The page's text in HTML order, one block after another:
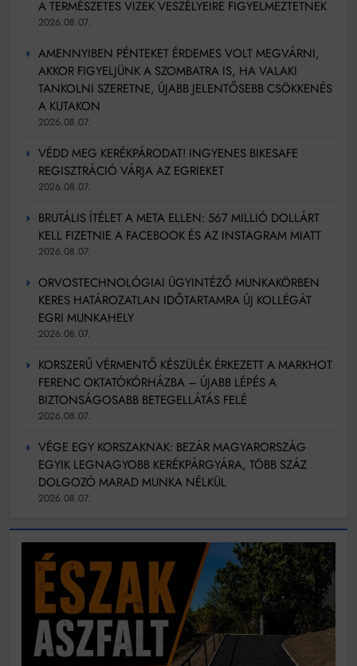
A TERMÉSZETES VIZEK VESZÉLYEIRE FIGYELMEZTETNEK
2026.08.07.
AMENNYIBEN PÉNTEKET ÉRDEMES VOLT MEGVÁRNI,
AKKOR FIGYELJÜNK A SZOMBATRA IS, HA VALAKI
TANKOLNI SZERETNE, ÚJABB JELENTŐSEBB CSÖKKENÉS
A KUTAKON
2026.08.07.
VÉDD MEG KERÉKPÁRODAT! INGYENES BIKESAFE
REGISZTRÁCIÓ VÁRJA AZ EGRIEKET
2026.08.07.
BRUTÁLIS ÍTÉLET A META ELLEN: 567 MILLIÓ DOLLÁRT
KELL FIZETNIE A FACEBOOK ÉS AZ INSTAGRAM MIATT
2026.08.07.
ORVOSTECHNOLÓGIAI ÜGYINTÉZŐ MUNKAKÖRBEN
KERES HATÁROZATLAN IDŐTARTAMRA ÚJ KOLLÉGÁT
EGRI MUNKAHELY
2026.08.07.
KORSZERŰ VÉRMENTŐ KÉSZÜLÉK ÉRKEZETT A MARKHOT
FERENC OKTATÓKÓRHÁZBA – ÚJABB LÉPÉS A
BIZTONSÁGOSABB BETEGELLÁTÁS FELÉ
2026.08.07.
VÉGE EGY KORSZAKNAK: BEZÁR MAGYARORSZÁG
EGYIK LEGNAGYOBB KERÉKPÁRGYÁRA, TÖBB SZÁZ
DOLGOZÓ MARAD MUNKA NÉLKÜL
2026.08.07.